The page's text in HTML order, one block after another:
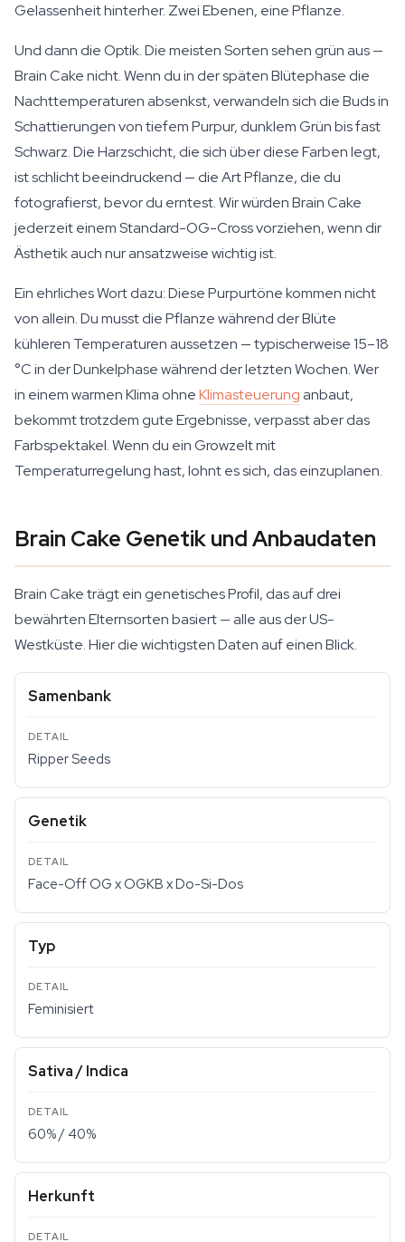
Gelassenheit hinterher. Zwei Ebenen, eine Pflanze.
Und dann die Optik. Die meisten Sorten sehen grün aus —
Brain Cake nicht. Wenn du in der späten Blütephase die
Nachttemperaturen absenkst, verwandeln sich die Buds in
Schattierungen von tiefem Purpur, dunklem Grün bis fast
Schwarz. Die Harzschicht, die sich über diese Farben legt,
ist schlicht beeindruckend — die Art Pflanze, die du
fotografierst, bevor du erntest. Wir würden Brain Cake
jederzeit einem Standard-OG-Cross vorziehen, wenn dir
Ästhetik auch nur ansatzweise wichtig ist.
Ein ehrliches Wort dazu: Diese Purpurtöne kommen nicht
von allein. Du musst die Pflanze während der Blüte
kühleren Temperaturen aussetzen — typischerweise 15–18
°C in der Dunkelphase während der letzten Wochen. Wer
in einem warmen Klima ohneKlimasteuerunganbaut,
bekommt trotzdem gute Ergebnisse, verpasst aber das
Farbspektakel. Wenn du ein Growzelt mit
Temperaturregelung hast, lohnt es sich, das einzuplanen.
Brain Cake Genetik und Anbaudaten
Brain Cake trägt ein genetisches Profil, das auf drei
bewährten Elternsorten basiert — alle aus der US-
Westküste. Hier die wichtigsten Daten auf einen Blick.
Samenbank
Ripper Seeds
Genetik
Face-Off OG x OGKB x Do-Si-Dos
Typ
Feminisiert
Sativa / Indica
60% / 40%
Herkunft